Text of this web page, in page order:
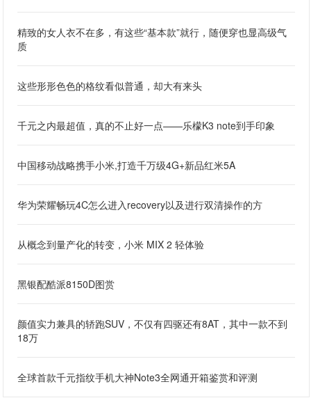
精致的女人衣不在多，有这些“基本款”就行，随便穿也显高级气
质
这些形形色色的格纹看似普通，却大有来头
千元之内最超值，真的不止好一点——乐檬K3 note到手印象
中国移动战略携手小米,打造千万级4G+新品红米5A
华为荣耀畅玩4C怎么进入recovery以及进行双清操作的方
从概念到量产化的转变，小米 MIX 2 轻体验
黑银配酷派8150D图赏
颜值实力兼具的轿跑SUV，不仅有四驱还有8AT，其中一款不到
18万
全球首款千元指纹手机大神Note3全网通开箱鉴赏和评测